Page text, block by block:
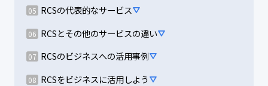
RCSの代表的なサービス
RCSとその他のサービスの違い
RCSのビジネスへの活用事例
RCSをビジネスに活用しよう